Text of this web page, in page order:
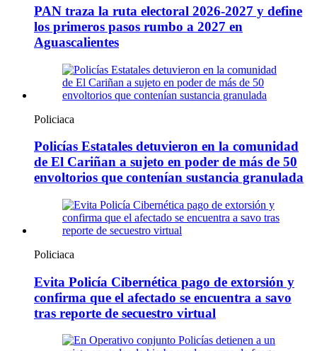
PAN traza la ruta electoral 2026-2027 y define
los primeros pasos rumbo a 2027 en
Aguascalientes
Policiaca
Policías Estatales detuvieron en la comunidad
de El Cariñan a sujeto en poder de más de 50
envoltorios que contenían sustancia granulada
Policiaca
Evita Policía Cibernética pago de extorsión y
confirma que el afectado se encuentra a savo
tras reporte de secuestro virtual